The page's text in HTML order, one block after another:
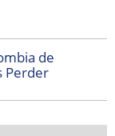
de
Perder